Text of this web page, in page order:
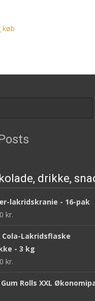
køb
drikke,
lakridskranie - 16-pak
kr.
Cola-Lakridsflaske
- 3 kg
kr.
Rolls XXL